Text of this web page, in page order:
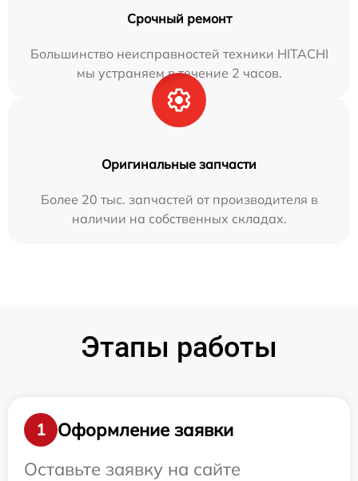
Срочный ремонт
Большинство неисправностей техники HITACHI
мы устраняем в течение 2 часов.
Оригинальные запчасти
Более 20 тыс. запчастей от производителя в
наличии на собственных складах.
Этапы работы
1
Оформление заявки
Оставьте заявку на сайте